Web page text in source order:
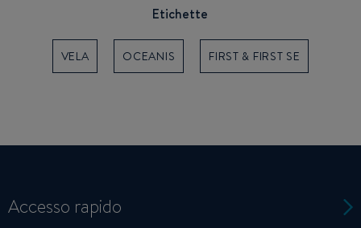
Etichette
VELA OCEANIS FIRST & FIRST SE
Accesso rapido